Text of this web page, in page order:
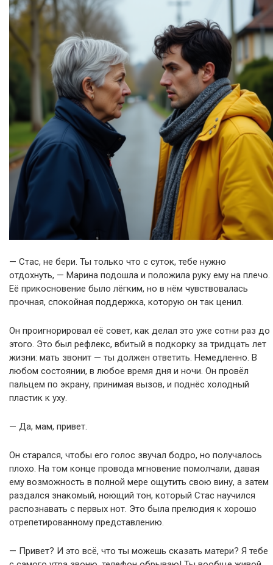
— Стас, не бери. Ты только что с суток, тебе нужно
отдохнуть, — Марина подошла и положила руку ему на плечо.
Её прикосновение было лёгким, но в нём чувствовалась
прочная, спокойная поддержка, которую он так ценил.
Он проигнорировал её совет, как делал это уже сотни раз до
этого. Это был рефлекс, вбитый в подкорку за тридцать лет
жизни: мать звонит — ты должен ответить. Немедленно. В
любом состоянии, в любое время дня и ночи. Он провёл
пальцем по экрану, принимая вызов, и поднёс холодный
пластик к уху.
— Да, мам, привет.
Он старался, чтобы его голос звучал бодро, но получалось
плохо. На том конце провода мгновение помолчали, давая
ему возможность в полной мере ощутить свою вину, а затем
раздался знакомый, ноющий тон, который Стас научился
распознавать с первых нот. Это была прелюдия к хорошо
отрепетированному представлению.
— Привет? И это всё, что ты можешь сказать матери? Я тебе